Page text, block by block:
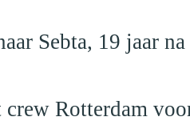
Sebta, 19 jaar
crew Rotterdam